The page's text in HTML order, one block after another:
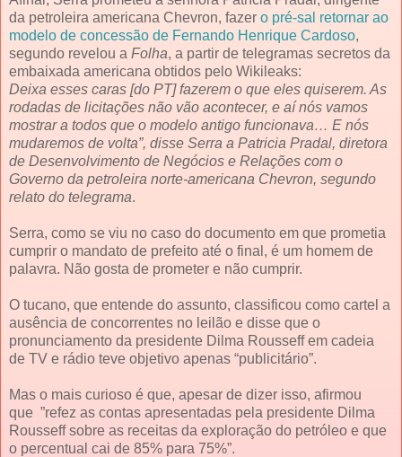
da petroleira americana Chevron, fazer o pré-sal retornar ao
modelo de concessão de Fernando Henrique Cardoso,
segundo revelou a Folha, a partir de telegramas secretos da
embaixada americana obtidos pelo Wikileaks:
Deixa esses caras [do PT] fazerem o que eles quiserem. As
rodadas de licitações não vão acontecer, e aí nós vamos
mostrar a todos que o modelo antigo funcionava… E nós
mudaremos de volta”, disse Serra a Patricia Pradal, diretora
de Desenvolvimento de Negócios e Relações com o
Governo da petroleira norte-americana Chevron, segundo
relato do telegrama.
Serra, como se viu no caso do documento em que prometia
cumprir o mandato de prefeito até o final, é um homem de
palavra. Não gosta de prometer e não cumprir.
O tucano, que entende do assunto, classificou como cartel a
ausência de concorrentes no leilão e disse que o
pronunciamento da presidente Dilma Rousseff em cadeia
de TV e rádio teve objetivo apenas “publicitário”.
Mas o mais curioso é que, apesar de dizer isso, afirmou
que ”refez as contas apresentadas pela presidente Dilma
Rousseff sobre as receitas da exploração do petróleo e que
o percentual cai de 85% para 75%”.